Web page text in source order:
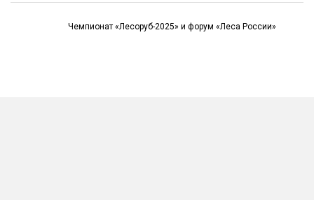
Чемпионат «Лесоруб-2025» и форум «Леса России»